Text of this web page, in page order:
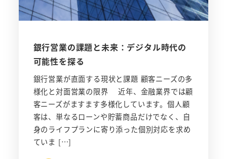
銀行営業の課題と未来：デジタル時代の
可能性を探る
銀行営業が直面する現状と課題 顧客ニーズの多
様化と対面営業の限界 近年、金融業界では顧
客ニーズがますます多様化しています。個人顧
客は、単なるローンや貯蓄商品だけでなく、自
身のライフプランに寄り添った個別対応を求め
ていま […]